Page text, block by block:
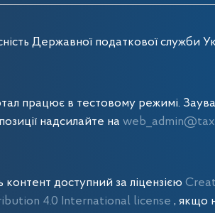
Державної податкової служби
працює в тестовому режимі.
надсилайте на
контент доступний за ліцензією
4.0 International license, якщо